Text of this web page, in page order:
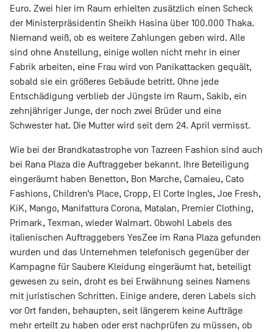
Euro. Zwei hier im Raum erhielten zusätzlich einen Scheck
der Ministerpräsidentin Sheikh Hasina über 100.000 Thaka.
Niemand weiß, ob es weitere Zahlungen geben wird. Alle
sind ohne Anstellung, einige wollen nicht mehr in einer
Fabrik arbeiten, eine Frau wird von Panikattacken gequält,
sobald sie ein größeres Gebäude betritt. Ohne jede
Entschädigung verblieb der Jüngste im Raum, Sakib, ein
zehnjähriger Junge, der noch zwei Brüder und eine
Schwester hat. Die Mutter wird seit dem 24. April vermisst.
Wie bei der Brandkatastrophe von Tazreen Fashion sind auch
bei Rana Plaza die Auftraggeber bekannt. Ihre Beteiligung
eingeräumt haben Benetton, Bon Marche, Camaieu, Cato
Fashions, Children’s Place, Cropp, El Corte Ingles, Joe Fresh,
KiK, Mango, Manifattura Corona, Matalan, Premier Clothing,
Primark, Texman, wieder Walmart. Obwohl Labels des
italienischen Auftraggebers YesZee im Rana Plaza gefunden
wurden und das Unternehmen telefonisch gegenüber der
Kampagne für Saubere Kleidung eingeräumt hat, beteiligt
gewesen zu sein, droht es bei Erwähnung seines Namens
mit juristischen Schritten. Einige andere, deren Labels sich
vor Ort fanden, behaupten, seit längerem keine Aufträge
mehr erteilt zu haben oder erst nachprüfen zu müssen, ob